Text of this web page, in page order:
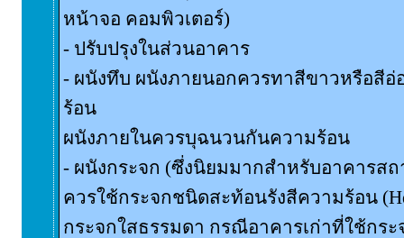
หน้าจอ คอมพิวเตอร์)
- ปรับปรุงในส่วนอาคาร
- ผนังทึบ ผนังภายนอกควรทาสีขาวหรือสีอ่
ร้อน
ผนังภายในควรบุฉนวนกันความร้อน
- ผนังกระจก (ซึ่งนิยมมากสำหรับอาคารส
ควรใช้กระจกชนิดสะท้อนรังสีความร้อน
กระจกใสธรรมดา กรณีอาคารเก่าที่ใช้กร